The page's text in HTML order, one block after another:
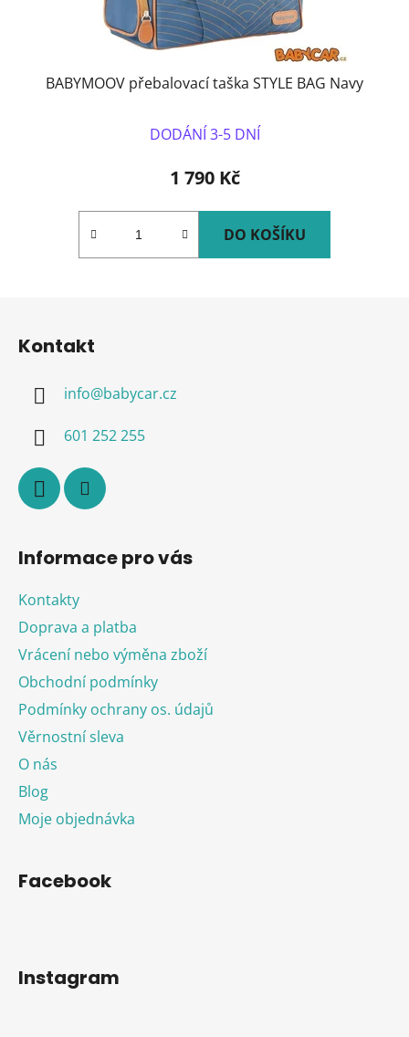
BABYMOOV přebalovací taška STYLE BAG Navy
DODÁNÍ 3-5 DNÍ
1 790 Kč
DO KOŠÍKU
Kontakt
info@babycar.cz
601 252 255
Informace pro vás
Kontakty
Doprava a platba
Vrácení nebo výměna zboží
Obchodní podmínky
Podmínky ochrany os. údajů
Věrnostní sleva
O nás
Blog
Moje objednávka
Facebook
Instagram